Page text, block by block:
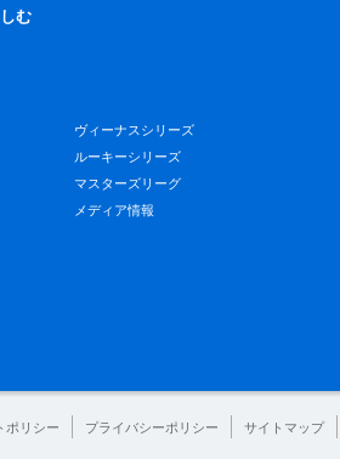
む
ヴィーナスシリーズ
ルーキーシリーズ
マスターズリーグ
メディア情報
ポリシー プライバシーポリシー サイトマップ